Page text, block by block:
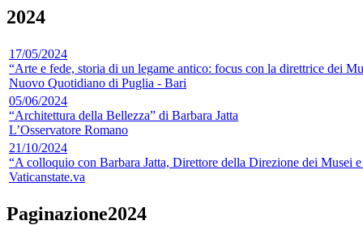
2024
17/05/2024
“Arte e fede, storia di un legame antico: focus con la direttrice dei
Nuovo Quotidiano di Puglia - Bari
05/06/2024
“Architettura della Bellezza” di Barbara Jatta
L’Osservatore Romano
21/10/2024
“A colloquio con Barbara Jatta, Direttore della Direzione dei Musei
Vaticanstate.va
Paginazione2024